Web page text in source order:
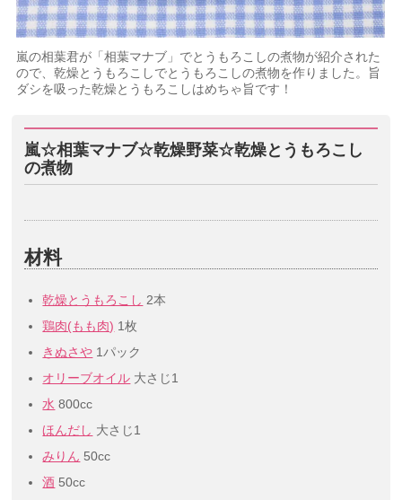
嵐の相葉君が「相葉マナブ」でとうもろこしの煮物が紹介された
ので、乾燥とうもろこしでとうもろこしの煮物を作りました。旨
ダシを吸った乾燥とうもろこしはめちゃ旨です！
嵐☆相葉マナブ☆乾燥野菜☆乾燥とうもろこし
の煮物
材料
乾燥とうもろこし 2本
鶏肉(もも肉) 1枚
きぬさや 1パック
オリーブオイル 大さじ1
水 800cc
ほんだし 大さじ1
みりん 50cc
酒 50cc